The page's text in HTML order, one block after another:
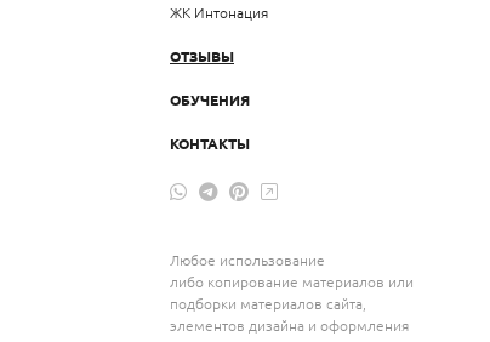
ЖК Интонация
ОТЗЫВЫ
ОБУЧЕНИЯ
КОНТАКТЫ
Любое использование
либо копирование материалов или
подборки материалов сайта,
элементов дизайна и оформления